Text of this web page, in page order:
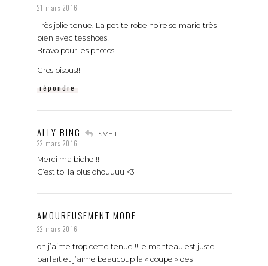
21 mars 2016
Très jolie tenue. La petite robe noire se marie très
bien avec tes shoes!
Bravo pour les photos!
Gros bisous!!
répondre
ALLY BING SVET
22 mars 2016
Merci ma biche !!
C’est toi la plus chouuuu <3
AMOUREUSEMENT MODE
22 mars 2016
oh j’aime trop cette tenue !! le manteau est juste
parfait et j’aime beaucoup la « coupe » des